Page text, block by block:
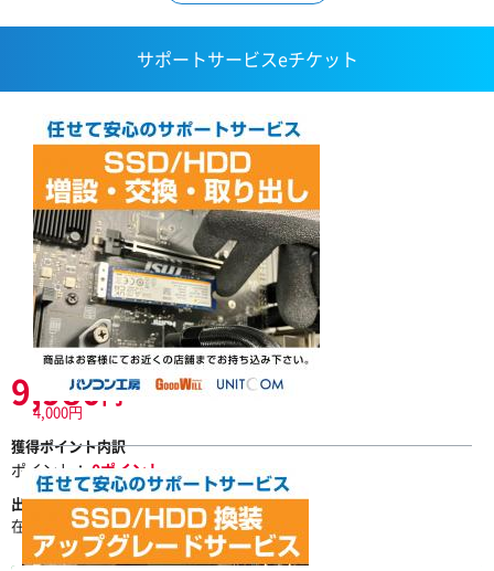
サポートサービスeチケット
4,000円
9,980円
獲得ポイント内訳
ポイント： 0ポイント
出荷予定
在庫切れです
在庫状況
在庫なし
出荷元
物流倉庫(自社)